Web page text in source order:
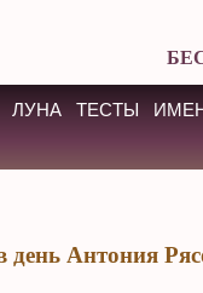
ЛУНА ТЕСТЫ
день Антония